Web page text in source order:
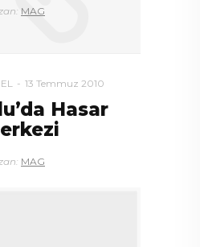
MAG
13 Temmuz 2010
Hasar
MAG